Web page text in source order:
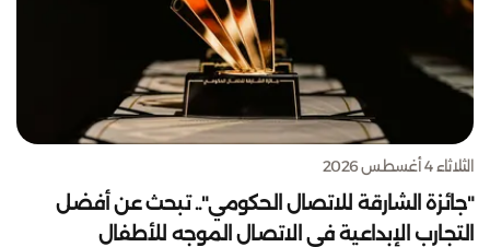
الثلاثاء 4 أغسطس 2026
"جائزة الشارقة للاتصال الحكومي".. تبحث عن أفضل
التجارب الإبداعية في الاتصال الموجه للأطفال